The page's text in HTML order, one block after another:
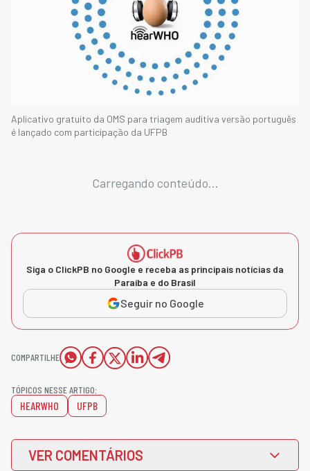
Aplicativo gratuito da OMS para triagem auditiva versão português
é lançado com participação da UFPB
Carregando conteúdo...
Siga o ClickPB no Google e receba as principais notícias da
Paraíba e do Brasil
Seguir no Google
COMPARTILHE
TÓPICOS NESSE ARTIGO:
HEARWHO UFPB
VER COMENTÁRIOS